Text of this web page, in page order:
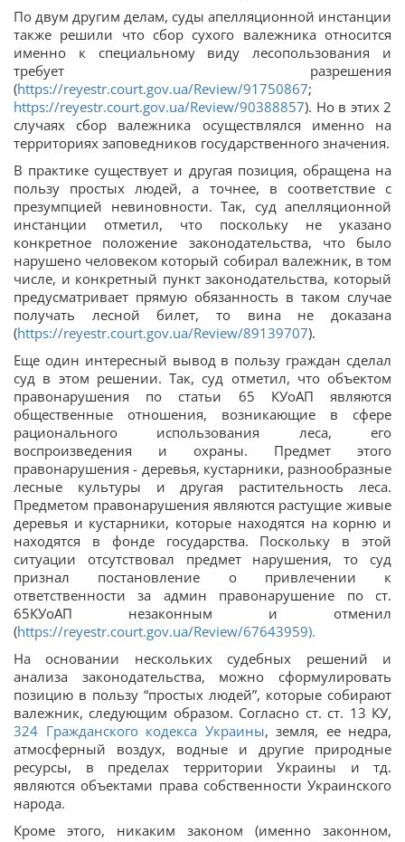
По двум другим делам, суды апелляционной инстанции
также решили что сбор сухого валежника относится
именно к специальному виду лесопользования и
требует разрешения
(https://reyestr.court.gov.ua/Review/91750867;
https://reyestr.court.gov.ua/Review/90388857). Но в этих 2
случаях сбор валежника осуществлялся именно на
территориях заповедников государственного значения.
В практике существует и другая позиция, обращена на
пользу простых людей, а точнее, в соответствие с
презумпцией невиновности. Так, суд апелляционной
инстанции отметил, что поскольку не указано
конкретное положение законодательства, что было
нарушено человеком который собирал валежник, в том
числе, и конкретный пункт законодательства, который
предусматривает прямую обязанность в таком случае
получать лесной билет, то вина не доказана
(https://reyestr.court.gov.ua/Review/89139707).
Еще один интересный вывод в пользу граждан сделал
суд в этом решении. Так, суд отметил, что объектом
правонарушения по статьи 65 КУоАП являются
общественные отношения, возникающие в сфере
рационального использования леса, его
воспроизведения и охраны. Предмет этого
правонарушения - деревья, кустарники, разнообразные
лесные культуры и другая растительность леса.
Предметом правонарушения являются растущие живые
деревья и кустарники, которые находятся на корню и
находятся в фонде государства. Поскольку в этой
ситуации отсутствовал предмет нарушения, то суд
признал постановление о привлечении к
ответственности за админ правонарушение по ст.
65КУоАП незаконным и отменил
(https://reyestr.court.gov.ua/Review/67643959).
На основании нескольких судебных решений и
анализа законодательства, можно сформулировать
позицию в пользу “простых людей”, которые собирают
валежник, следующим образом. Согласно ст. ст. 13 КУ,
324 Гражданского кодекса Украины, земля, ее недра,
атмосферный воздух, водные и другие природные
ресурсы, в пределах территории Украины и тд.
являются объектами права собственности Украинского
народа.
Кроме этого, никаким законом (именно законном,